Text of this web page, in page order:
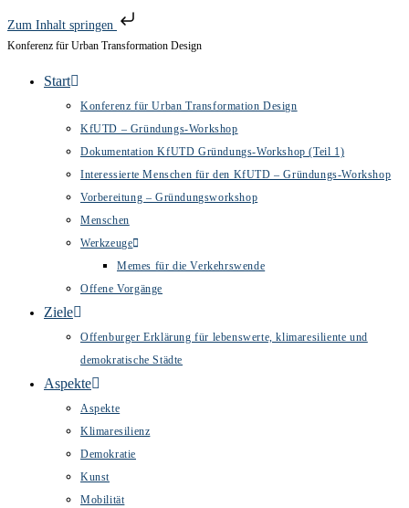
Zum Inhalt springen
Zum
Konferenz für Urban Transformation Design
Start
Konferenz für Urban Transformation Design
KfUTD – Gründungs-Workshop
Dokumentation KfUTD Gründungs-Workshop (Teil 1)
Interessierte Menschen für den KfUTD – Gründungs-Workshop
Vorbereitung – Gründungsworkshop
Menschen
Werkzeuge
Memes für die Verkehrswende
Offene Vorgänge
Ziele
Offenburger Erklärung für lebenswerte, klimaresiliente und
demokratische Städte
Aspekte
Aspekte
Klimaresilienz
Demokratie
Kunst
Mobilität